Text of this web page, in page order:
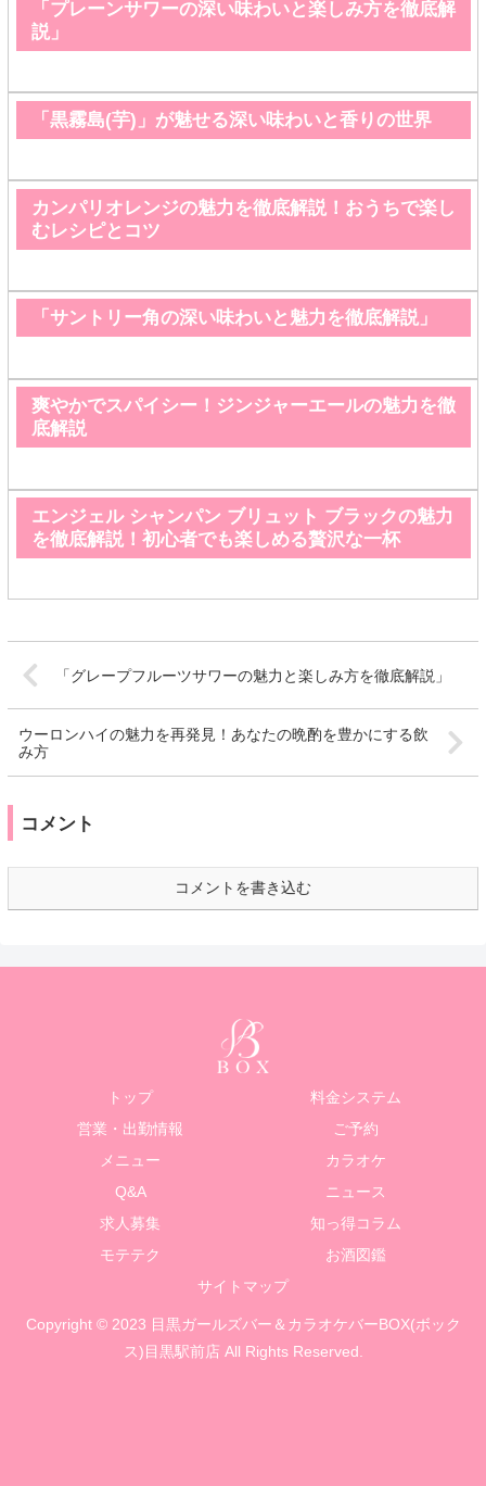
「プレーンサワーの深い味わいと楽しみ方を徹底解
説」
「黒霧島(芋)」が魅せる深い味わいと香りの世界
カンパリオレンジの魅力を徹底解説！おうちで楽し
むレシピとコツ
「サントリー角の深い味わいと魅力を徹底解説」
爽やかでスパイシー！ジンジャーエールの魅力を徹
底解説
エンジェル シャンパン ブリュット ブラックの魅力
を徹底解説！初心者でも楽しめる贅沢な一杯
「グレープフルーツサワーの魅力と楽しみ方を徹底解説」
ウーロンハイの魅力を再発見！あなたの晩酌を豊かにする飲
み方
コメント
コメントを書き込む
トップ
料金システム
営業・出勤情報
ご予約
メニュー
カラオケ
Q&A
ニュース
求人募集
知っ得コラム
モテテク
お酒図鑑
サイトマップ
Copyright © 2023 目黒ガールズバー＆カラオケバーBOX(ボック
ス)目黒駅前店 All Rights Reserved.